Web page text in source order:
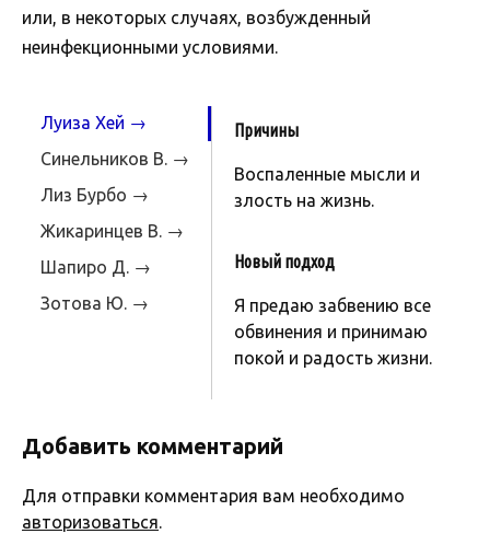
или, в некоторых случаях, возбужденный
неинфекционными условиями.
Луиза Хей →
Синельников В. →
Лиз Бурбо →
Жикаринцев В. →
Шапиро Д. →
Зотова Ю. →
Причины
Воспаленные мысли и
злость на жизнь.
Новый подход
Я предаю забвению все
обвинения и принимаю
покой и радость жизни.
Добавить комментарий
Для отправки комментария вам необходимо
авторизоваться.